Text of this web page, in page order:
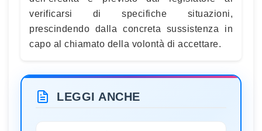
verificarsi di specifiche situazioni,
prescindendo dalla concreta sussistenza in
capo al chiamato della volontà di accettare.
LEGGI ANCHE